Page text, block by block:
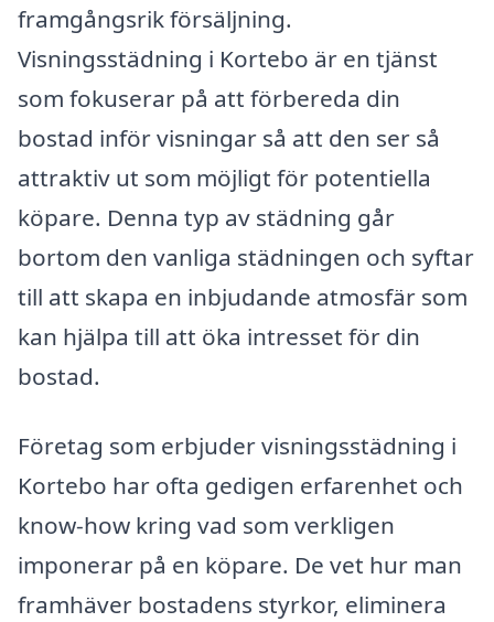
framgångsrik försäljning.
Visningsstädning i Kortebo är en tjänst
som fokuserar på att förbereda din
bostad inför visningar så att den ser så
attraktiv ut som möjligt för potentiella
köpare. Denna typ av städning går
bortom den vanliga städningen och syftar
till att skapa en inbjudande atmosfär som
kan hjälpa till att öka intresset för din
bostad.
Företag som erbjuder visningsstädning i
Kortebo har ofta gedigen erfarenhet och
know-how kring vad som verkligen
imponerar på en köpare. De vet hur man
framhäver bostadens styrkor, eliminera